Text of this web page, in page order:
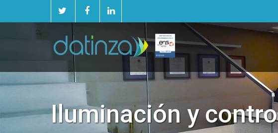
Iluminación y